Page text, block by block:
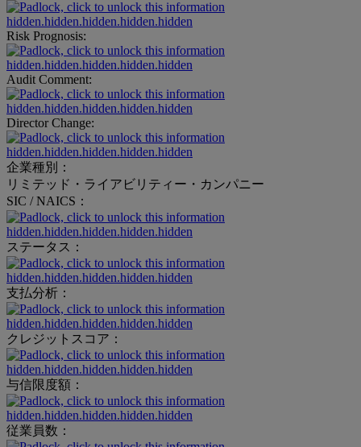
hidden.hidden.hidden.hidden.hidden
Risk Prognosis:
hidden.hidden.hidden.hidden.hidden
Audit Comment:
hidden.hidden.hidden.hidden.hidden
Director Change:
hidden.hidden.hidden.hidden.hidden
企業種別：
リミテッド・ライアビリティー・カンパニー
SIC / NAICS：
hidden.hidden.hidden.hidden.hidden
ステータス：
hidden.hidden.hidden.hidden.hidden
支払分析：
hidden.hidden.hidden.hidden.hidden
クレジットスコア：
hidden.hidden.hidden.hidden.hidden
与信限度額：
hidden.hidden.hidden.hidden.hidden
従業員数：